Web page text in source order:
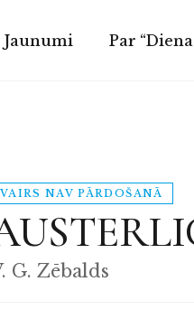
Jaunumi Par
VAIRS NAV PĀRDOŠANĀ
G. Zēbalds